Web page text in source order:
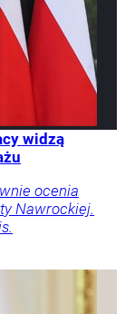
widzą
ocenia
Nawrockiej.